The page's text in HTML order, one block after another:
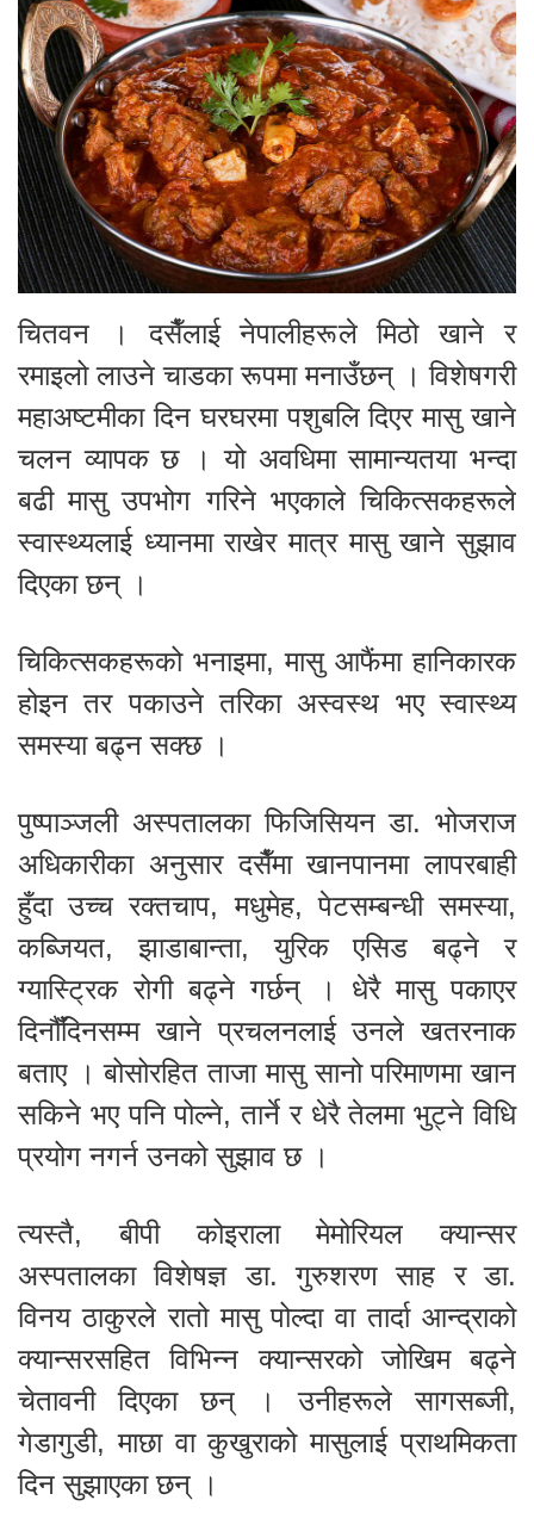
चितवन । दसैँलाई नेपालीहरूले मिठो खाने र
रमाइलो लाउने चाडका रूपमा मनाउँछन् । विशेषगरी
महाअष्टमीका दिन घरघरमा पशुबलि दिएर मासु खाने
चलन व्यापक छ । यो अवधिमा सामान्यतया भन्दा
बढी मासु उपभोग गरिने भएकाले चिकित्सकहरूले
स्वास्थ्यलाई ध्यानमा राखेर मात्र मासु खाने सुझाव
दिएका छन् ।
चिकित्सकहरूको भनाइमा, मासु आफैंमा हानिकारक
होइन तर पकाउने तरिका अस्वस्थ भए स्वास्थ्य
समस्या बढ्न सक्छ ।
पुष्पाञ्जली अस्पतालका फिजिसियन डा. भोजराज
अधिकारीका अनुसार दसैँमा खानपानमा लापरबाही
हुँदा उच्च रक्तचाप, मधुमेह, पेटसम्बन्धी समस्या,
कब्जियत, झाडाबान्ता, युरिक एसिड बढ्ने र
ग्यास्ट्रिक रोगी बढ्ने गर्छन् । धेरै मासु पकाएर
दिनौँदिनसम्म खाने प्रचलनलाई उनले खतरनाक
बताए । बोसोरहित ताजा मासु सानो परिमाणमा खान
सकिने भए पनि पोल्ने, तार्ने र धेरै तेलमा भुट्ने विधि
प्रयोग नगर्न उनको सुझाव छ ।
त्यस्तै, बीपी कोइराला मेमोरियल क्यान्सर
अस्पतालका विशेषज्ञ डा. गुरुशरण साह र डा.
विनय ठाकुरले रातो मासु पोल्दा वा तार्दा आन्द्राको
क्यान्सरसहित विभिन्न क्यान्सरको जोखिम बढ्ने
चेतावनी दिएका छन् । उनीहरूले सागसब्जी,
गेडागुडी, माछा वा कुखुराको मासुलाई प्राथमिकता
दिन सुझाएका छन् ।